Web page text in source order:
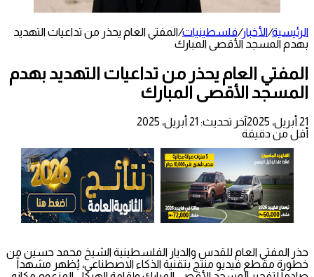
الرئيسية/الأخبار/فلسطينيات/المفتي العام يحذر من تداعيات التهديد
بهدم المسجد الأقصى المبارك
المفتي العام يحذر من تداعيات التهديد بهدم
المسجد الأقصى المبارك
21 أبريل، 2025
آخر تحديث: 21 أبريل، 2025
أقل من دقيقة
حذر المفتي العام للقدس والديار الفلسطينية الشيخ محمد حسين من
خطورة مقطع فيديو منتج بتقنية الذكاء الاصطناعي، يُظهر مشهداً